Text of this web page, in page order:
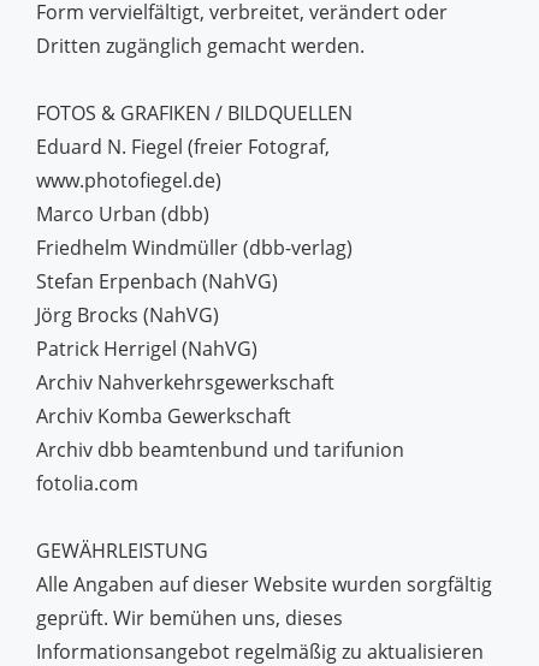
Form vervielfältigt, verbreitet, verändert oder
Dritten zugänglich gemacht werden.
FOTOS & GRAFIKEN / BILDQUELLEN
Eduard N. Fiegel (freier Fotograf,
www.photofiegel.de)
Marco Urban (dbb)
Friedhelm Windmüller (dbb-verlag)
Stefan Erpenbach (NahVG)
Jörg Brocks (NahVG)
Patrick Herrigel (NahVG)
Archiv Nahverkehrsgewerkschaft
Archiv Komba Gewerkschaft
Archiv dbb beamtenbund und tarifunion
fotolia.com
GEWÄHRLEISTUNG
Alle Angaben auf dieser Website wurden sorgfältig
geprüft. Wir bemühen uns, dieses
Informationsangebot regelmäßig zu aktualisieren